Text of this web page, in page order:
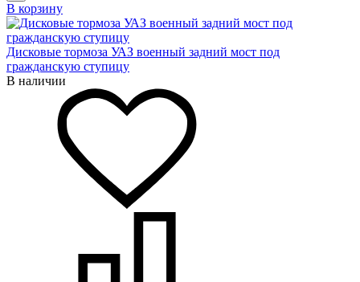
В корзину
Дисковые тормоза УАЗ военный задний мост под
гражданскую ступицу
В наличии